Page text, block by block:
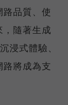
品質、使
隨著生成
浸式體驗、
將成為支